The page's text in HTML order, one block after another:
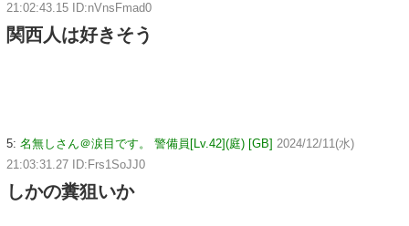
21:02:43.15 ID:nVnsFmad0
関西人は好きそう
5: 名無しさん＠涙目です。 警備員[Lv.42](庭) [GB] 2024/12/11(水)
21:03:31.27 ID:Frs1SoJJ0
しかの糞狙いか